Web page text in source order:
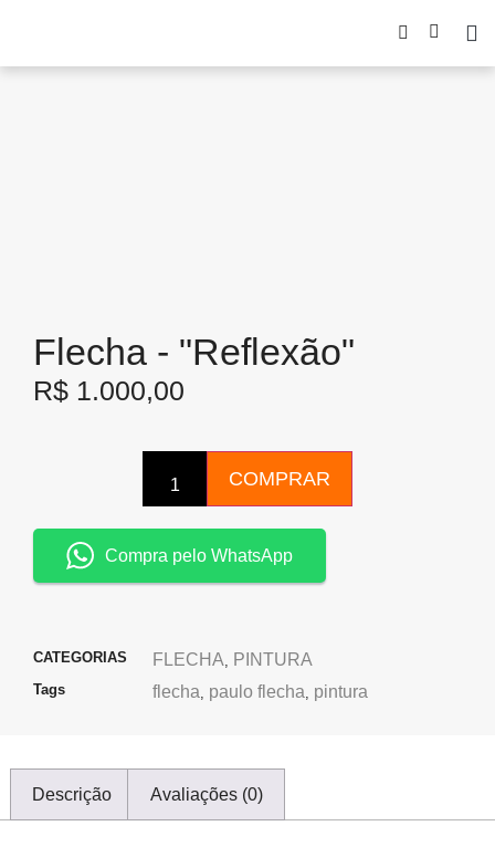
Flecha - "Reflexão"
R$ 1.000,00
COMPRAR
Compra pelo WhatsApp
CATEGORIAS FLECHA, PINTURA
Tags flecha, paulo flecha, pintura
Descrição Avaliações (0)